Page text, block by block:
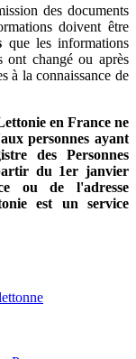
des documents
doivent être
que les informations
ont changé ou après
à la connaissance de
en France ne
personnes ayant
des Personnes
du 1er janvier
ou de l'adresse
est un service